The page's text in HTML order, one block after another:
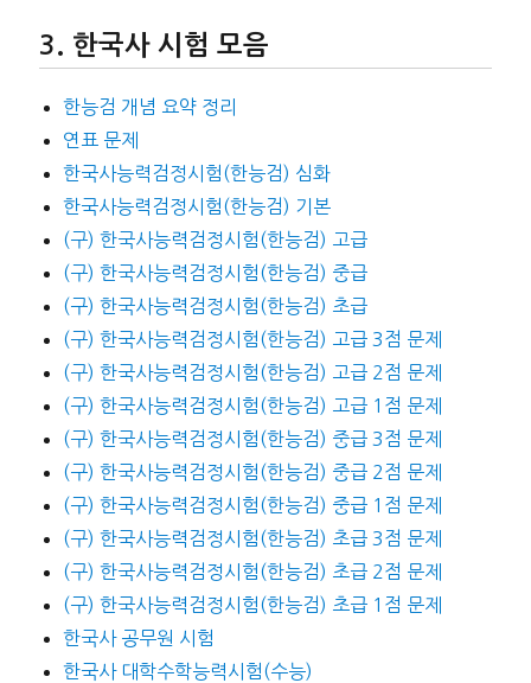
한국사 시험 모음
한능검 개념 요약 정리
연표 문제
한국사능력검정시험(한능검) 심화
한국사능력검정시험(한능검) 기본
(구) 한국사능력검정시험(한능검) 고급
(구) 한국사능력검정시험(한능검) 중급
(구) 한국사능력검정시험(한능검) 초급
(구) 한국사능력검정시험(한능검) 고급 3점 문제
(구) 한국사능력검정시험(한능검) 고급 2점 문제
(구) 한국사능력검정시험(한능검) 고급 1점 문제
(구) 한국사능력검정시험(한능검) 중급 3점 문제
(구) 한국사능력검정시험(한능검) 중급 2점 문제
(구) 한국사능력검정시험(한능검) 중급 1점 문제
(구) 한국사능력검정시험(한능검) 초급 3점 문제
(구) 한국사능력검정시험(한능검) 초급 2점 문제
(구) 한국사능력검정시험(한능검) 초급 1점 문제
한국사 공무원 시험
한국사 대학수학능력시험(수능)